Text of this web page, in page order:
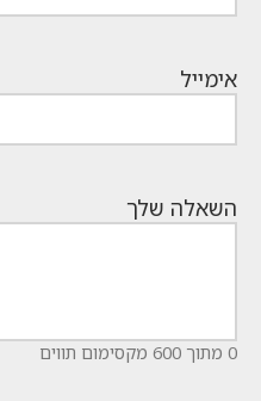
אימייל
השאלה שלך
0 מתוך 600 מקסימום תווים